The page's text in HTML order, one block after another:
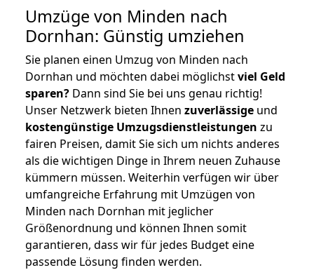
Umzüge von Minden nach
Dornhan: Günstig umziehen
Sie planen einen Umzug von Minden nach
Dornhan und möchten dabei möglichstviel Geld
sparen? Dann sind Sie bei uns genau richtig!
Unser Netzwerk bieten Ihnen zuverlässige und
kostengünstige Umzugsdienstleistungen zu
fairen Preisen, damit Sie sich um nichts anderes
als die wichtigen Dinge in Ihrem neuen Zuhause
kümmern müssen. Weiterhin verfügen wir über
umfangreiche Erfahrung mit Umzügen von
Minden nach Dornhan mit jeglicher
Größenordnung und können Ihnen somit
garantieren, dass wir für jedes Budget eine
passende Lösung finden werden.